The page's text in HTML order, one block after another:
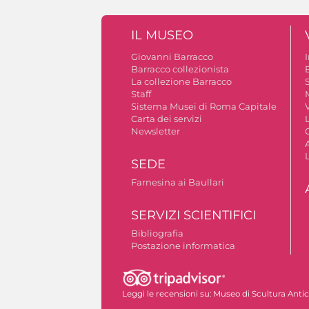
IL MUSEO
Giovanni Barracco
Barracco collezionista
La collezione Barracco
Staff
Sistema Musei di Roma Capitale
Carta dei servizi
Newsletter
SEDE
Farnesina ai Baullari
SERVIZI SCIENTIFICI
Bibliografia
Postazione informatica
Leggi le recensioni su: Museo di Scultura